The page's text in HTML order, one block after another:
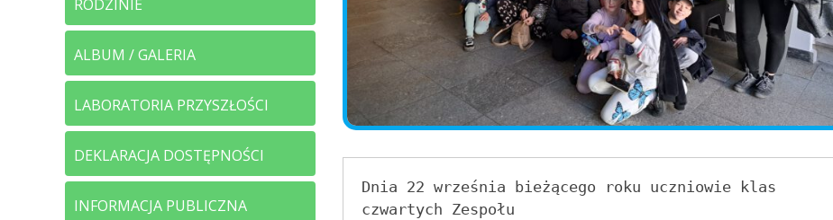
Dnia 22 września bieżącego roku uczniowie klas
czwartych Zespołu
RODZINIE
ALBUM / GALERIA
LABORATORIA PRZYSZŁOŚCI
DEKLARACJA DOSTĘPNOŚCI
INFORMACJA PUBLICZNA